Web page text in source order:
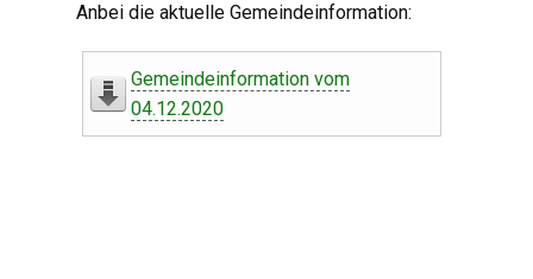
Anbei die aktuelle Gemeindeinformation:
Gemeindeinformation vom
04.12.2020